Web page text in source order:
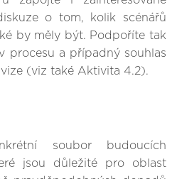
o tom, kolik scénářů
by měly být. Podpoříte tak
procesu a případný souhlas
(viz také Aktivita 4.2).
soubor budoucích
jsou důležité pro oblast